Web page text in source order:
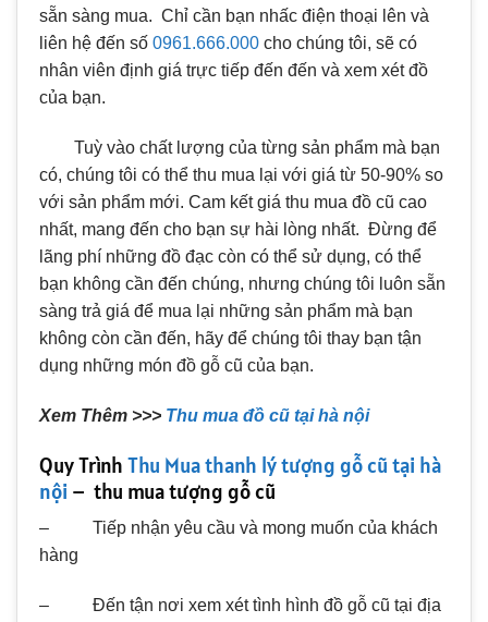
sẵn sàng mua. Chỉ cần bạn nhấc điện thoại lên và
liên hệ đến số 0961.666.000 cho chúng tôi, sẽ có
nhân viên định giá trực tiếp đến đến và xem xét đồ
của bạn.
Tuỳ vào chất lượng của từng sản phẩm mà bạn
có, chúng tôi có thể thu mua lại với giá từ 50-90% so
với sản phẩm mới. Cam kết giá thu mua đồ cũ cao
nhất, mang đến cho bạn sự hài lòng nhất. Đừng để
lãng phí những đồ đạc còn có thể sử dụng, có thể
bạn không cần đến chúng, nhưng chúng tôi luôn sẵn
sàng trả giá để mua lại những sản phẩm mà bạn
không còn cần đến, hãy để chúng tôi thay bạn tận
dụng những món đồ gỗ cũ của bạn.
Xem Thêm >>> Thu mua đồ cũ tại hà nội
Quy Trình Thu Mua thanh lý tượng gỗ cũ tại hà
nội – thu mua tượng gỗ cũ
– Tiếp nhận yêu cầu và mong muốn của khách
hàng
– Đến tận nơi xem xét tình hình đồ gỗ cũ tại địa